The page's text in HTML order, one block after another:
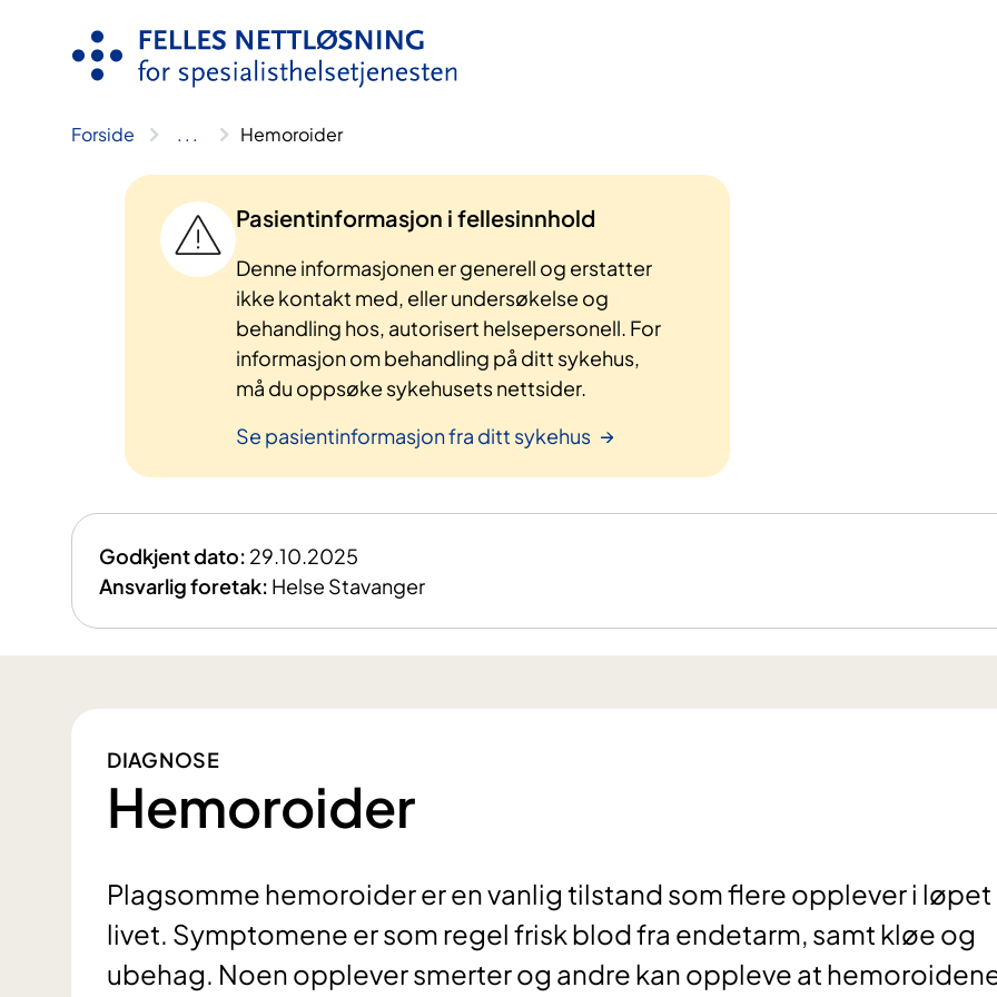
Forside .. . Hemoroider
Pasientinformasjon i fellesinnhold
Denne informasjonen er generell og erstatter
ikke kontakt med, eller undersøkelse og
behandling hos, autorisert helsepersonell. For
informasjon om behandling på ditt sykehus,
må du oppsøke sykehusets nettsider.
Se pasientinformasjon fra ditt sykehus
Godkjent dato: 29.10.2025
Ansvarlig foretak: Helse Stavanger
DIAGNOSE
Hemoroider
Plagsomme hemoroider er en vanlig tilstand som flere opplever i løpet
livet. Symptomene er som regel frisk blod fra endetarm, samt kløe og
ubehag. Noen opplever smerter og andre kan oppleve at